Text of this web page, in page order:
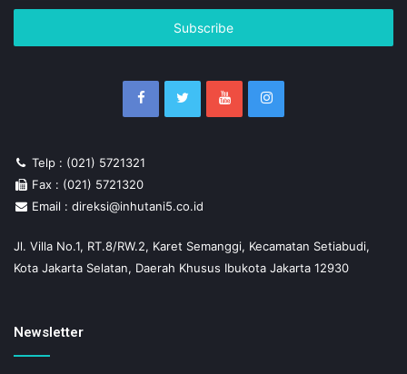
Email
Telp : (021) 5721321
Fax : (021) 5721320
Email : direksi@inhutani5.co.id
Jl. Villa No.1, RT.8/RW.2, Karet Semanggi, Kecamatan Setiabudi,
Kota Jakarta Selatan, Daerah Khusus Ibukota Jakarta 12930
Newsletter